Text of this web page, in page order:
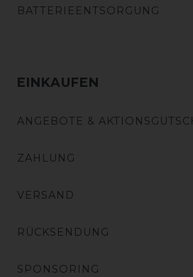
BATTERIEENTSORGUNG
EINKAUFEN
ANGEBOTE &
ZAHLUNG
VERSAND
RÜCKSENDUNG
SPONSORING